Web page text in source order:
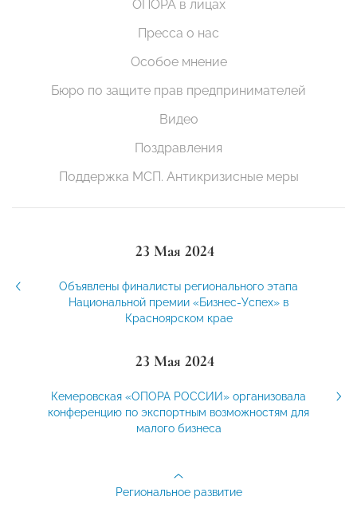
ОПОРА в лицах
Пресса о нас
Особое мнение
Бюро по защите прав предпринимателей
Видео
Поздравления
Поддержка МСП. Антикризисные меры
23 Мая 2024
Объявлены финалисты регионального этапа
Национальной премии «Бизнес-Успех» в
Красноярском крае
23 Мая 2024
Кемеровская «ОПОРА РОССИИ» организовала
конференцию по экспортным возможностям для
малого бизнеса
Региональное развитие